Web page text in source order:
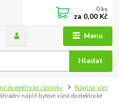
Menu
Hledat
0 ks
za 0,00 Kč
do elektrické zásuvky
Náplně vůní
náplň bytové vůně do elektrické